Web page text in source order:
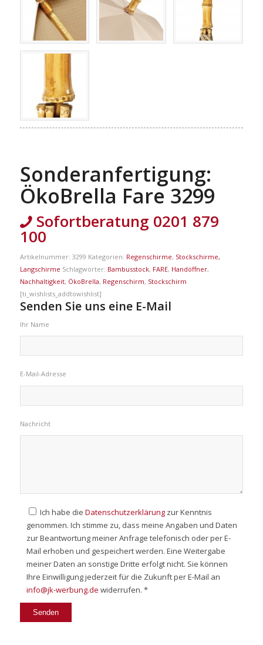
Sonderanfertigung:
ÖkoBrella Fare 3299
Sofortberatung 0201 879
100
Artikelnummer: 3299 Kategorien: Regenschirme, Stockschirme,
Langschirme Schlagwörter: Bambusstock, FARE, Handöffner,
Nachhaltigkeit, ÖkoBrella, Regenschirm, Stockschirm
[ti_wishlists_addtowishlist]
Senden Sie uns eine E-Mail
Ihr Name
E-Mail-Adresse
Nachricht
Ich habe die Datenschutzerklärungzur Kenntnis
genommen. Ich stimme zu, dass meine Angaben und Daten
zur Beantwortung meiner Anfrage telefonisch oder per E-
Mail erhoben und gespeichert werden. Eine Weitergabe
meiner Daten an sonstige Dritte erfolgt nicht. Sie können
Ihre Einwilligung jederzeit für die Zukunft per E-Mail an
info@jk-werbung.de widerrufen. *